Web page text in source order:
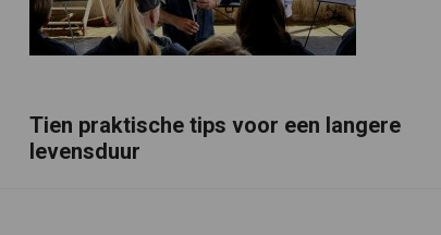
Tien praktische tips voor een langere
levensduur